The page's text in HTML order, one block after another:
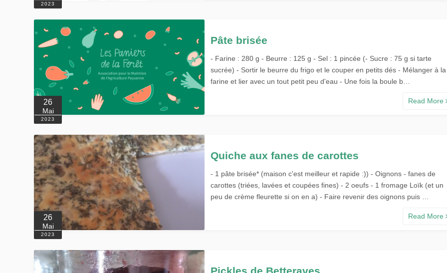
2023
26
Mai
2023
Pâte brisée
- Farine : 280 g - Beurre : 125 g - Sel : 1 pincée (- Sucre : 75 g si tarte
sucrée) - Sortir le beurre du frigo et le couper en petits dés - Mélanger à la
farine et lier avec un tout petit peu d'eau - Une fois la boule b…
Read More
26
Mai
2023
Quiche aux fanes de carottes
- 1 pâte brisée* (maison c'est meilleur et rapide :)) - Oignons - fanes de
carottes (triées, lavées et coupées fines) - 2 oeufs - 1 fromage Loïk (et un
peu de crème fleurette si on en a) - Faire revenir des oignons puis …
Read More